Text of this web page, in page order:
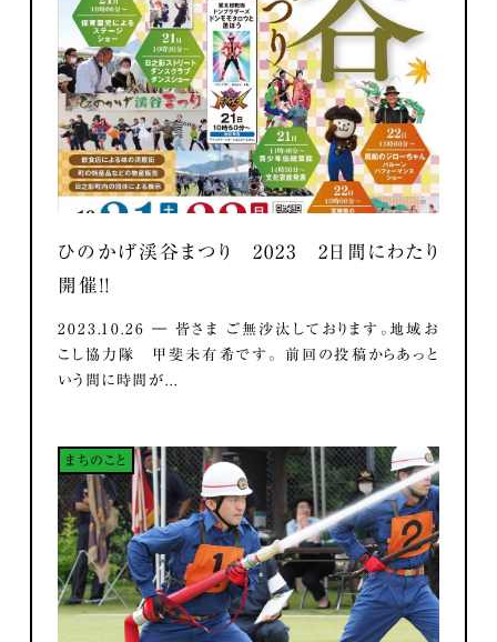
ひのかげ渓谷まつり 2023 2日間にわたり
開催！！
2023.10.26 ― 皆さま ご無沙汰しております。地域お
こし協力隊 甲斐未有希です。 前回の投稿からあっと
いう間に時間が...
まちのこと